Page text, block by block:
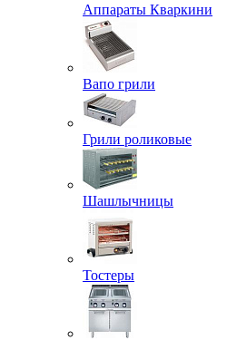
Аппараты Кваркини
Вапо грили
Грили роликовые
Шашлычницы
Тостеры